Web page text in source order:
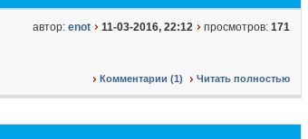
автор: enot 11-03-2016, 22:12 просмотров: 171
Комментарии (1) Читать полностью